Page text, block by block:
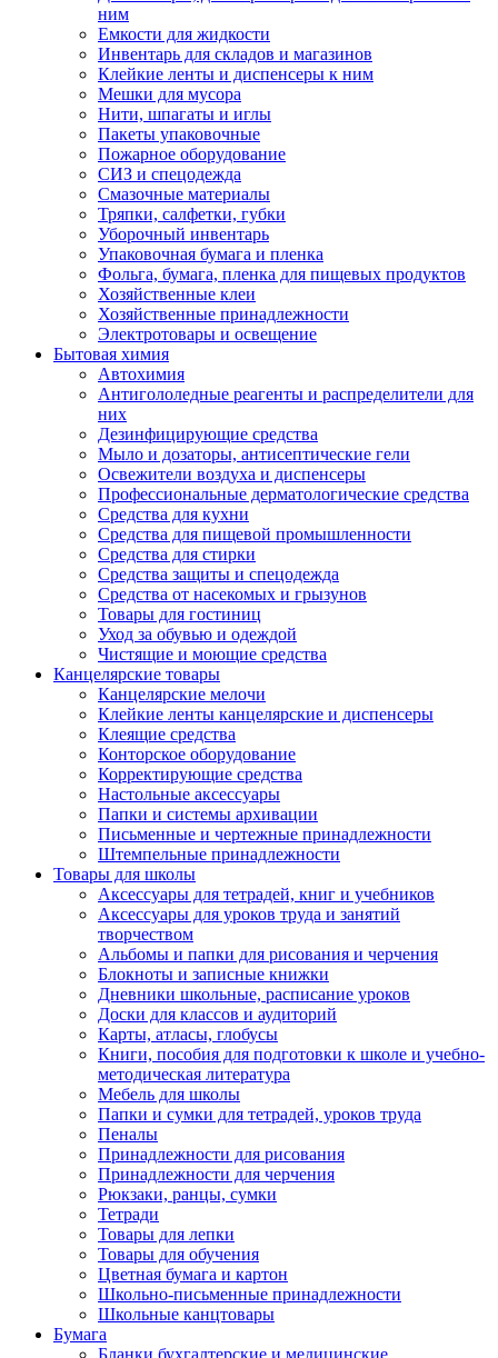
ним
Емкости для жидкости
Инвентарь для складов и магазинов
Клейкие ленты и диспенсеры к ним
Мешки для мусора
Нити, шпагаты и иглы
Пакеты упаковочные
Пожарное оборудование
СИЗ и спецодежда
Смазочные материалы
Тряпки, салфетки, губки
Уборочный инвентарь
Упаковочная бумага и пленка
Фольга, бумага, пленка для пищевых продуктов
Хозяйственные клеи
Хозяйственные принадлежности
Электротовары и освещение
Бытовая химия
Автохимия
Антигололедные реагенты и распределители для
них
Дезинфицирующие средства
Мыло и дозаторы, антисептические гели
Освежители воздуха и диспенсеры
Профессиональные дерматологические средства
Средства для кухни
Средства для пищевой промышленности
Средства для стирки
Средства защиты и спецодежда
Средства от насекомых и грызунов
Товары для гостиниц
Уход за обувью и одеждой
Чистящие и моющие средства
Канцелярские товары
Канцелярские мелочи
Клейкие ленты канцелярские и диспенсеры
Клеящие средства
Конторское оборудование
Корректирующие средства
Настольные аксессуары
Папки и системы архивации
Письменные и чертежные принадлежности
Штемпельные принадлежности
Товары для школы
Аксессуары для тетрадей, книг и учебников
Аксессуары для уроков труда и занятий
творчеством
Альбомы и папки для рисования и черчения
Блокноты и записные книжки
Дневники школьные, расписание уроков
Доски для классов и аудиторий
Карты, атласы, глобусы
Книги, пособия для подготовки к школе и учебно-
методическая литература
Мебель для школы
Папки и сумки для тетрадей, уроков труда
Пеналы
Принадлежности для рисования
Принадлежности для черчения
Рюкзаки, ранцы, сумки
Тетради
Товары для лепки
Товары для обучения
Цветная бумага и картон
Школьно-письменные принадлежности
Школьные канцтовары
Бумага
Бланки бухгалтерские и медицинские